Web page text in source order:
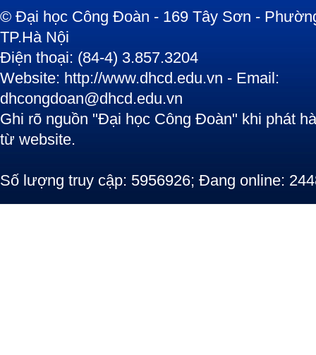
© Đại học Công Đoàn - 169 Tây Sơn -
TP.Hà Nội
Điện thoại: (84-4) 3.857.3204
Website: http://www.dhcd.edu.vn - Email:
dhcongdoan@dhcd.edu.vn
Ghi rõ nguồn "Đại học Công Đoàn" khi phát
từ website.
Số lượng truy cập: 5956926; Đang online: